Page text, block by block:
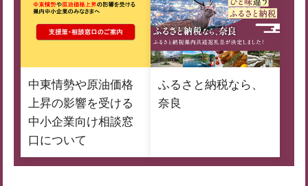
中東情勢や原油価格
上昇の影響を受ける
中小企業向け相談窓
口について
ふるさと納税なら、
奈良